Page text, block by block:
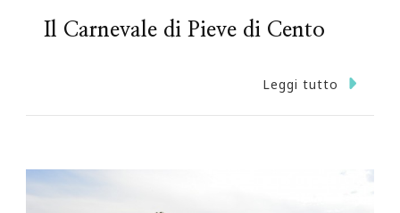
Il Carnevale di Pieve di Cento
Leggi tutto